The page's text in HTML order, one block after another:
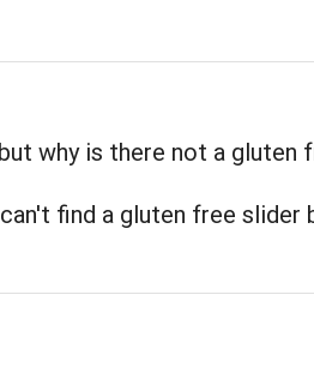
why is there not a gluten
find a gluten free slider